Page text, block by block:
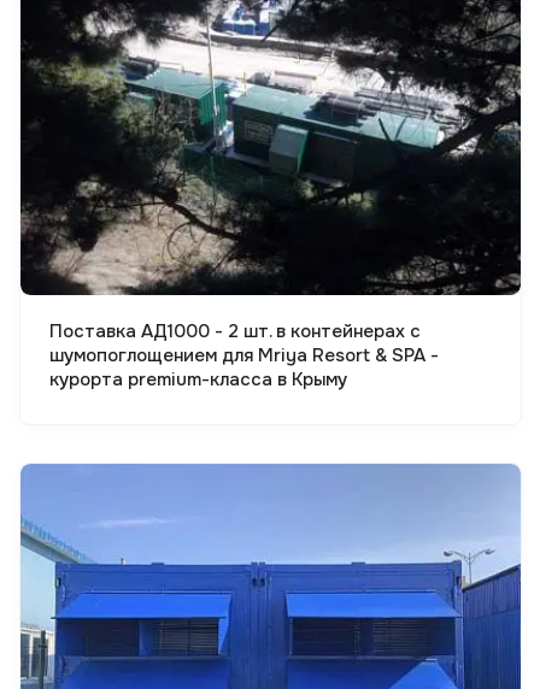
Смотреть проект
Поставка АД1000 - 2 шт. в контейнерах с
шумопоглощением для Mriya Resort & SPA -
курорта premium-класса в Крыму
Смотреть проект